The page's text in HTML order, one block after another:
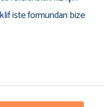
iste formundan bize